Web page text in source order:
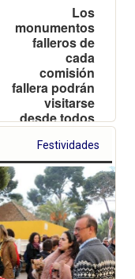
Los
monumentos
falleros de
cada
comisión
fallera podrán
visitarse
desde todos
los rincones
del mundo a
través de la
nueva
aplicación de
360º
Festividades